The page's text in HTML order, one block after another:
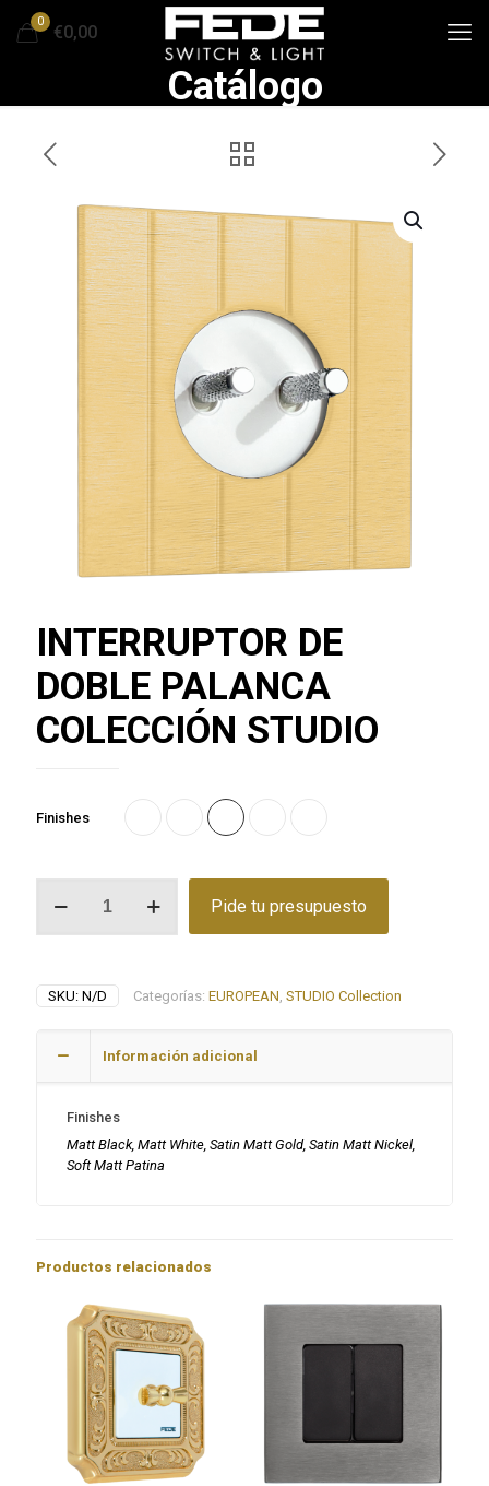
0
€0,00
Catálogo
INTERRUPTOR DE
DOBLE PALANCA
COLECCIÓN STUDIO
Finishes
STUDIO
cantidad
Pide tu presupuesto
SKU: N/D Categorías: EUROPEAN, STUDIO Collection
Información adicional
Finishes
Matt Black, Matt White, Satin Matt Gold, Satin Matt Nickel,
Soft Matt Patina
Productos relacionados